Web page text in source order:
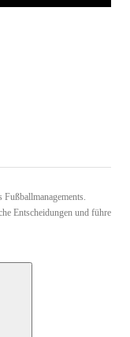
Entscheidungen und führe